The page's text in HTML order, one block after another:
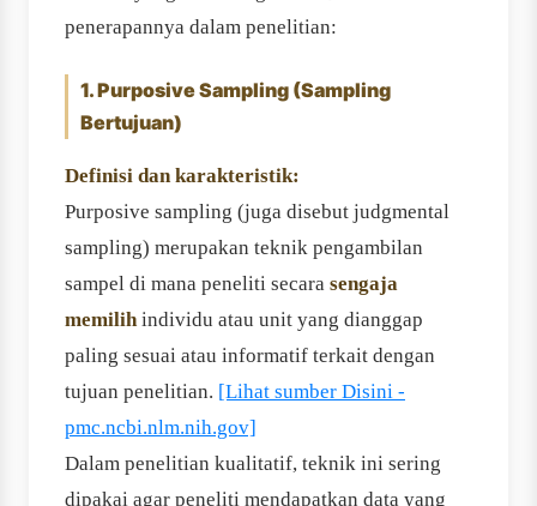
penerapannya dalam penelitian:
1. Purposive Sampling (Sampling
Bertujuan)
Definisi dan karakteristik:
Purposive sampling (juga disebut judgmental
sampling) merupakan teknik pengambilan
sampel di mana peneliti secara sengaja
memilihindividu atau unit yang dianggap
paling sesuai atau informatif terkait dengan
tujuan penelitian. [Lihat sumber Disini -
pmc.ncbi.nlm.nih.gov]
Dalam penelitian kualitatif, teknik ini sering
dipakai agar peneliti mendapatkan data yang